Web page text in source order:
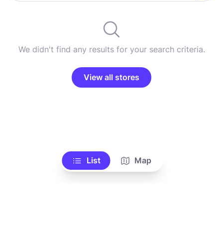
We didn't find any results for your search criteria.
View all stores
List Map